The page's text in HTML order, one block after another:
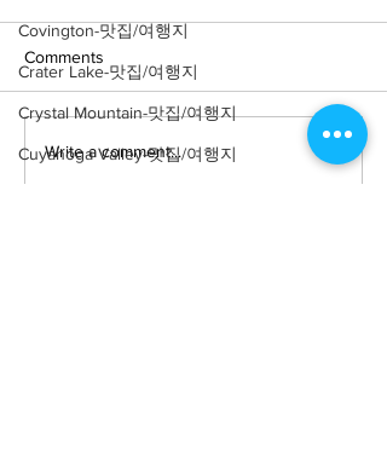
Covington-맛집/여행지
Crater Lake-맛집/여행지
Crystal Mountain-맛집/여행지
Cuyahoga Valley-맛집/여행지
[맛집/캘리포니아 Los
Comments
Write a comment...